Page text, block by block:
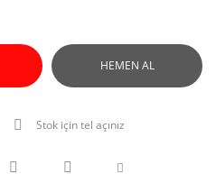
HEMEN AL
Stok için tel açınız